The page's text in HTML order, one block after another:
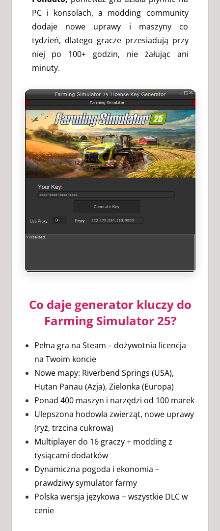
PC i konsolach, a modding community
dodaje nowe uprawy i maszyny co
tydzień, dlatego gracze przesiadują przy
niej po 100+ godzin, nie żałując ani
minuty.
Co daje generator kluczy do
Farming Simulator 25?
Pełna gra na Steam – dożywotnia licencja
na Twoim koncie
Nowe mapy: Riverbend Springs (USA),
Hutan Panau (Azja), Zielonka (Europa)
Ponad 400 maszyn i narzędzi od 100 marek
Ulepszona hodowla zwierząt, nowe uprawy
(ryż, trzcina cukrowa)
Multiplayer do 16 graczy + modding z
tysiącami dodatków
Dynamiczna pogoda i ekonomia –
prawdziwy symulator farmy
Polska wersja językowa + wszystkie DLC w
cenie